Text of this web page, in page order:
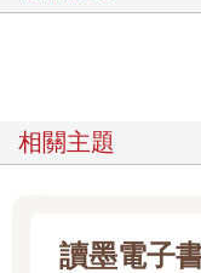
相關主題
讀墨電子